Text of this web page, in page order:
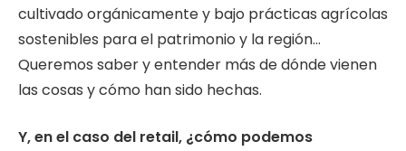
cultivado orgánicamente y bajo prácticas agrícolas
sostenibles para el patrimonio y la región…
Queremos saber y entender más de dónde vienen
las cosas y cómo han sido hechas.
Y, en el caso del retail, ¿cómo podemos